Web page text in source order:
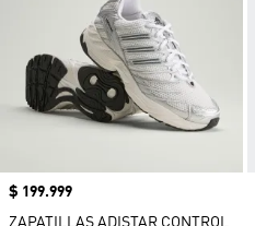
Precio
$ 199.999
ZAPATILLAS ADISTAR CONTROL